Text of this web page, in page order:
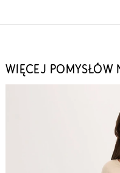
WIĘCEJ POMYSŁÓW